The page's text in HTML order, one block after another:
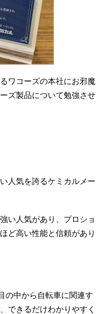
ワコーズの本社にお邪魔
ズ製品について勉強させ
人気を誇るケミカルメー
い人気があり、プロショ
ど高い性能と信頼があり
の中から自転車に関連す
できるだけわかりやすく